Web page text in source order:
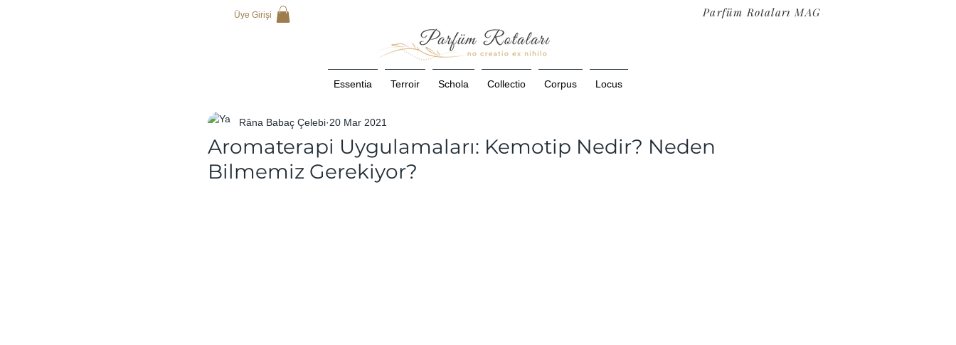
Üye Girişi Parfüm Rotaları MAG
Essentia Terroir Schola Collectio Corpus Locus
Aromaterapi Uygulamaları: Kemotip Nedir? Neden
Bilmemiz Gerekiyor?
Râna Babaç Çelebi 20 Mar 2021